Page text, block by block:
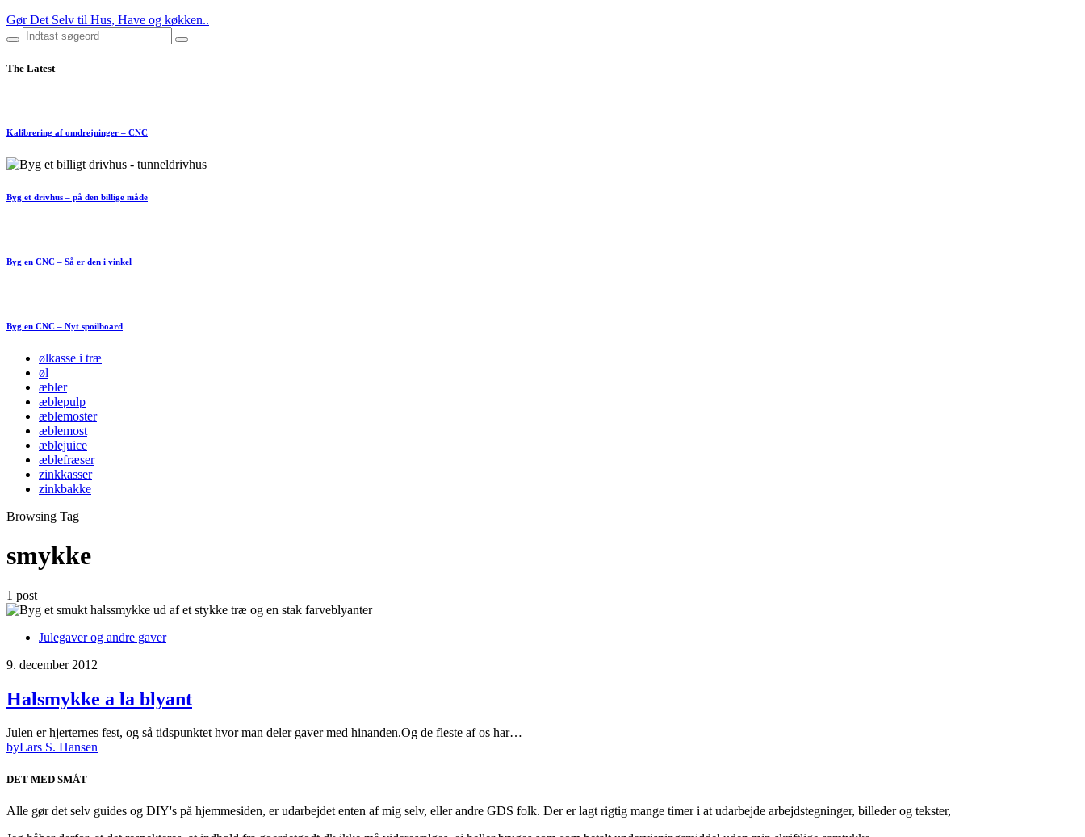
Gør Det Selv til Hus, Have og køkken..
The Latest
Kalibrering af omdrejninger – CNC
Byg et drivhus – på den billige måde
Byg en CNC – Så er den i vinkel
Byg en CNC – Nyt spoilboard
ølkasse i træ
øl
æbler
æblepulp
æblemoster
æblemost
æblejuice
æblefræser
zinkkasser
zinkbakke
Browsing Tag
smykke
1 post
Julegaver og andre gaver
9. december 2012
Halsmykke a la blyant
Julen er hjerternes fest, og så tidspunktet hvor man deler gaver med hinanden.Og de fleste af os har…
byLars S. Hansen
DET MED SMÅT
Alle gør det selv guides og DIY's på hjemmesiden, er udarbejdet enten af mig selv, eller andre GDS folk. Der er lagt rigtig mange timer i at udarbejde arbejdstegninger, billeder og tekster,